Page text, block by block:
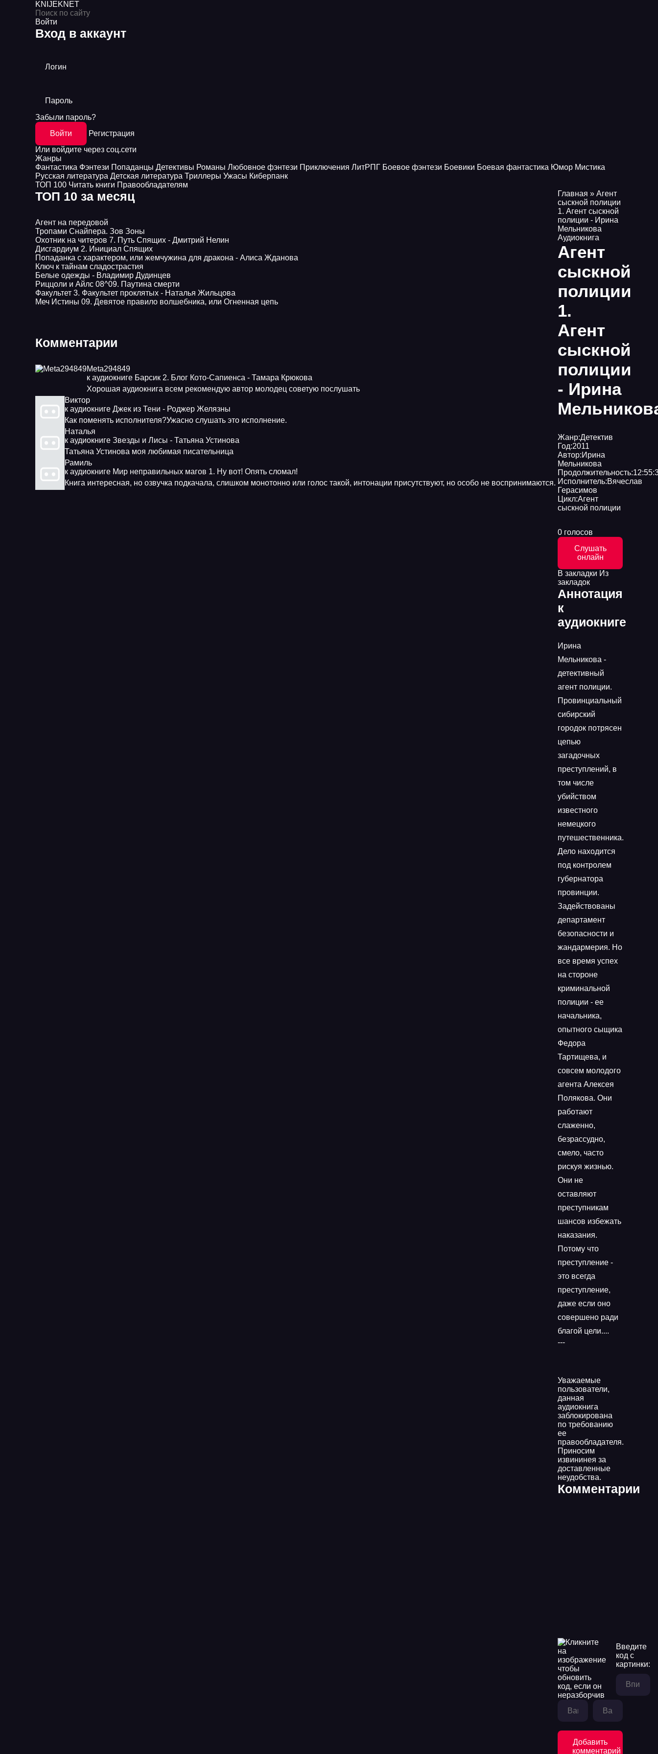
KNIJEKNET
Войти
Вход в аккаунт
Логин
Пароль
Забыли пароль?
Войти
Регистрация
Или войдите через соц.сети
Жанры
Фантастика Фэнтези Попаданцы Детективы Романы Любовное фэнтези Приключения ЛитРПГ Боевое фэнтези Боевики Боевая фантастика Юмор Мистика
Русская литература Детская литература Триллеры Ужасы Киберпанк
ТОП 100 Читать книги Правообладателям
ТОП 10 за месяц
Агент на передовой
Тропами Снайпера. Зов Зоны
Охотник на читеров 7. Путь Спящих - Дмитрий Нелин
Дисгардиум 2. Инициал Спящих
Попаданка с характером, или жемчужина для дракона - Алиса Жданова
Ключ к тайнам сладострастия
Белые одежды - Владимир Дудинцев
Pиццоли и Айлс 08^09. Паутина смерти
Факультет 3. Факультет проклятых - Наталья Жильцова
Меч Истины 09. Девятое правило волшебника, или Огненная цепь
Комментарии
Meta294849
к аудиокниге Барсик 2. Блог Кото-Сапиенса - Тамара Крюкова
Хорошая аудиокнига всем рекомендую автор молодец советую послушать
Виктор
к аудиокниге Джек из Тени - Роджер Желязны
Как поменять исполнителя?Ужасно слушать это исполнение.
Наталья
к аудиокниге Звезды и Лисы - Татьяна Устинова
Татьяна Устинова моя любимая писательница
Рамиль
к аудиокниге Мир неправильных магов 1. Ну вот! Опять сломал!
Книга интересная, но озвучка подкачала, слишком монотонно или голос такой, интонации присутствуют, но особо не воспринимаются.
Главная » Агент
сыскной полиции
1. Агент сыскной
полиции - Ирина
Мельникова
Аудиокнига
Агент
сыскной
полиции
1.
Агент
сыскной
полиции
- Ирина
Жанр:Детектив
Год:2011
Автор:Ирина
Мельникова
Продолжительность:
Исполнитель:Вячеслав
Герасимов
Цикл:Агент
сыскной полиции
0 голосов
Слушать
онлайн
В закладки Из
закладок
Аннотация
к
аудиокниге
Ирина
Мельникова -
детективный
агент полиции.
Провинциальный
сибирский
городок потрясен
цепью
загадочных
преступлений, в
том числе
убийством
известного
немецкого
путешественника.
Дело находится
под контролем
губернатора
провинции.
Задействованы
департамент
безопасности и
жандармерия. Но
все время успех
на стороне
криминальной
полиции - ее
начальника,
опытного сыщика
Федора
Тартищева, и
совсем молодого
агента Алексея
Полякова. Они
работают
слаженно,
безрассудно,
смело, часто
рискуя жизнью.
Они не
оставляют
преступникам
шансов избежать
наказания.
Потому что
преступление -
это всегда
преступление,
даже если оно
совершено ради
благой цели....
---
Уважаемые
пользователи,
данная
аудиокнига
заблокирована
по требованию
ее
правообладателя.
Приносим
извининея за
доставленные
неудобства.
Комментарии
Введите
код с
картинки:
Добавить
комментарий